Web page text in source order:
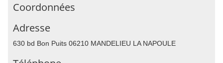
Coordonnées
Adresse
630 bd Bon Puits 06210 MANDELIEU LA NAPOULE